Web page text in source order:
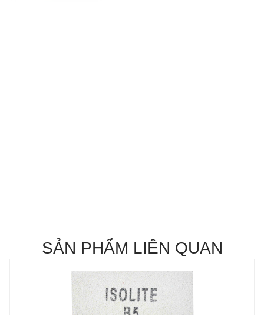
SẢN PHẨM LIÊN QUAN